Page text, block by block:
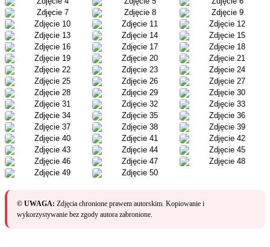
© UWAGA: Zdjęcia chronione prawem autorskim. Kopiowanie i
wykorzystywanie bez zgody autora zabronione.